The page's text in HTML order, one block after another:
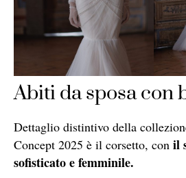
Abiti da sposa con
Dettaglio distintivo della
Concept 2025 è il corsetto, con il
sofisticato e femminile.